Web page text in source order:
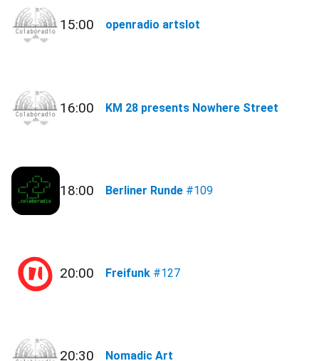
15:00 openradio artslot
16:00 KM 28 presents Nowhere Street
18:00 Berliner Runde #109
20:00 Freifunk #127
20:30 Nomadic Art